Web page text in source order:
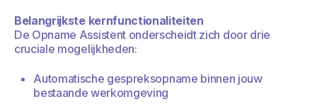
Belangrijkste kernfunctionaliteiten
De Opname Assistent onderscheidt zich door drie
cruciale mogelijkheden:
Automatische gespreksopname binnen jouw
bestaande werkomgeving